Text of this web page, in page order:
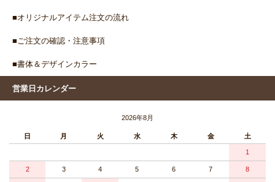
■オリジナルアイテム注文の流れ
■ご注文の確認・注意事項
■書体＆デザインカラー
営業日カレンダー
2026年8月
日 月 火 水 木 金 土
1
2 3 4 5 6 7 8